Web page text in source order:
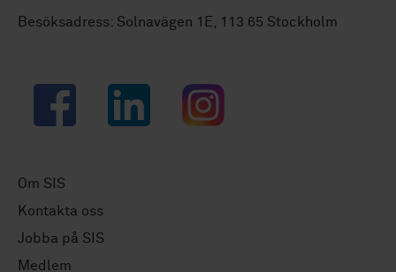
Besöksadress: Solnavägen 1E, 113 65 Stockholm
Facebook LinkedIn Instagram
Om SIS
Kontakta oss
Jobba på SIS
Medlem